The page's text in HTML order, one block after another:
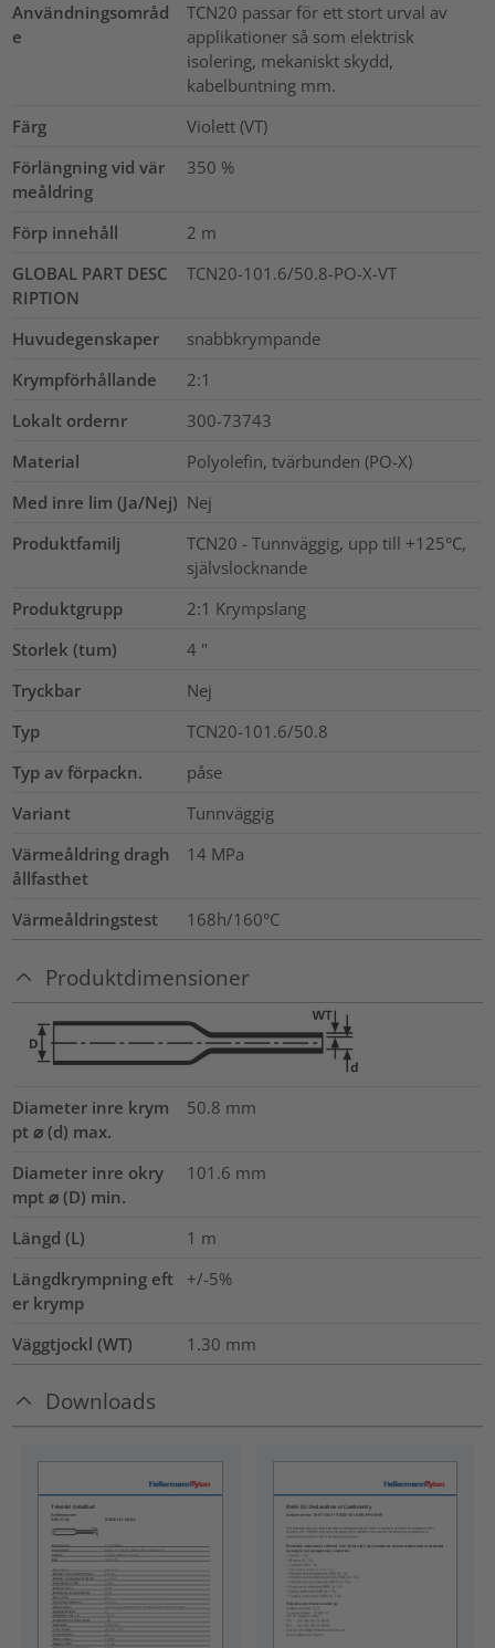
Användningsområd
e
TCN20 passar för ett stort urval av
applikationer så som elektrisk
isolering, mekaniskt skydd,
kabelbuntning mm.
Färg
Violett (VT)
Förlängning vid vär
meåldring
350 %
Förp innehåll 2 m
GLOBAL PART DESC
RIPTION
TCN20-101.6/50.8-PO-X-VT
Huvudegenskaper
snabbkrympande
Krympförhållande
2:1
Lokalt ordernr
300-73743
Material
Polyolefin, tvärbunden (PO-X)
Med inre lim (Ja/Nej) Nej
Produktfamilj
TCN20 - Tunnväggig, upp till +125°C,
självslocknande
Produktgrupp
2:1 Krympslang
Storlek (tum)
4 "
Tryckbar
Nej
Typ
TCN20-101.6/50.8
Typ av förpackn.
påse
Variant
Tunnväggig
Värmeåldring dragh
ållfasthet
14 MPa
Värmeåldringstest 168h/160°C
Produktdimensioner
Diameter inre krym
pt ⌀ (d) max.
50.8 mm
Diameter inre okry
mpt ⌀ (D) min.
101.6 mm
Längd (L) 1 m
Längdkrympning eft
er krymp
+/-5%
Väggtjockl (WT) 1.30 mm
Downloads